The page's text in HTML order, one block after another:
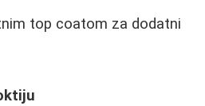
top coatom za dodatni